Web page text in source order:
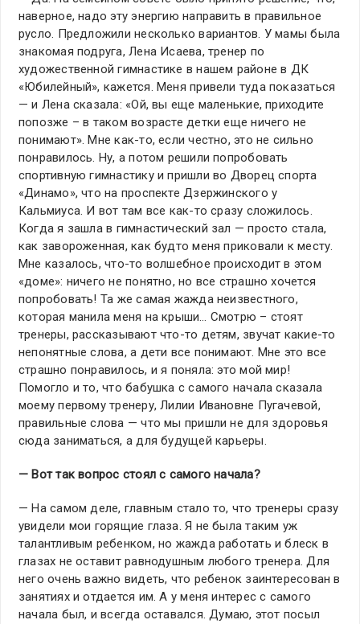
наверное, надо эту энергию направить в правильное
русло. Предложили несколько вариантов. У мамы была
знакомая подруга, Лена Исаева, тренер по
художественной гимнастике в нашем районе в ДК
«Юбилейный», кажется. Меня привели туда показаться
— и Лена сказала: «Ой, вы еще маленькие, приходите
попозже – в таком возрасте детки еще ничего не
понимают». Мне как-то, если честно, это не сильно
понравилось. Ну, а потом решили попробовать
спортивную гимнастику и пришли во Дворец спорта
«Динамо», что на проспекте Дзержинского у
Кальмиуса. И вот там все как-то сразу сложилось.
Когда я зашла в гимнастический зал — просто стала,
как завороженная, как будто меня приковали к месту.
Мне казалось, что-то волшебное происходит в этом
«доме»: ничего не понятно, но все страшно хочется
попробовать! Та же самая жажда неизвестного,
которая манила меня на крыши… Смотрю – стоят
тренеры, рассказывают что-то детям, звучат какие-то
непонятные слова, а дети все понимают. Мне это все
страшно понравилось, и я поняла: это мой мир!
Помогло и то, что бабушка с самого начала сказала
моему первому тренеру, Лилии Ивановне Пугачевой,
правильные слова — что мы пришли не для здоровья
сюда заниматься, а для будущей карьеры.
— Вот так вопрос стоял с самого начала?
— На самом деле, главным стало то, что тренеры сразу
увидели мои горящие глаза. Я не была таким уж
талантливым ребенком, но жажда работать и блеск в
глазах не оставит равнодушным любого тренера. Для
него очень важно видеть, что ребенок заинтересован в
занятиях и отдается им. А у меня интерес с самого
начала был, и всегда оставался. Думаю, этот посыл